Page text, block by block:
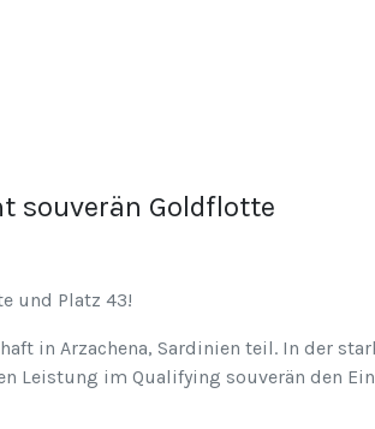
souverän Goldflotte
und Platz 43!
in Arzachena, Sardinien teil. In der
Leistung im Qualifying souverän den